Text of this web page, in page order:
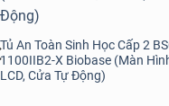
Tủ An Toàn Sinh Học Cấp 2
1100IIB2-X Biobase (Màn
LCD, Cửa Tự Động)